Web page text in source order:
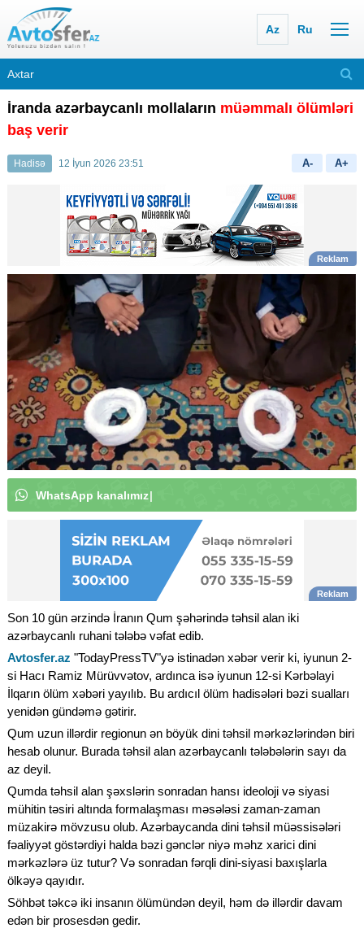
Az Ru
İranda azərbaycanlı mollaların müəmmalı ölümləri
baş verir
Hadisə 12 İyun 2026 23:51 A- A+
WhatsApp kanalımıza
Son 10 gün ərzində İranın Qum şəhərində təhsil alan iki
azərbaycanlı ruhani tələbə vəfat edib.
Avtosfer.az "TodayPressTV"yə istinadən xəbər verir ki, iyunun 2-
si Hacı Ramiz Mürüvvətov, ardınca isə iyunun 12-si Kərbəlayi
İlqarın ölüm xəbəri yayılıb. Bu ardıcıl ölüm hadisələri bəzi sualları
yenidən gündəmə gətirir.
Qum uzun illərdir regionun ən böyük dini təhsil mərkəzlərindən biri
hesab olunur. Burada təhsil alan azərbaycanlı tələbələrin sayı da
az deyil.
Qumda təhsil alan şəxslərin sonradan hansı ideoloji və siyasi
mühitin təsiri altında formalaşması məsələsi zaman-zaman
müzakirə mövzusu olub. Azərbaycanda dini təhsil müəssisələri
fəaliyyət göstərdiyi halda bəzi gənclər niyə məhz xarici dini
mərkəzlərə üz tutur? Və sonradan fərqli dini-siyasi baxışlarla
ölkəyə qayıdır.
Söhbət təkcə iki insanın ölümündən deyil, həm də illərdir davam
edən bir prosesdən gedir.